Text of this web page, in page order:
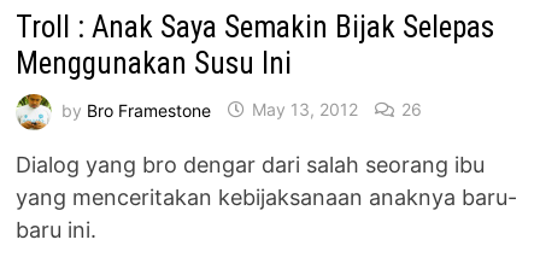
Troll : Anak Saya Semakin Bijak Selepas
Menggunakan Susu Ini
by Bro Framestone May 13, 2012 26
Dialog yang bro dengar dari salah seorang ibu
yang menceritakan kebijaksanaan anaknya baru-
baru ini.